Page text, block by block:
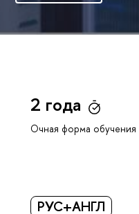
2 года
Очная форма обучения
РУС+АНГЛ